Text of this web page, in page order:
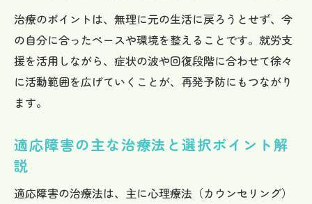
薬物療法による適応障害改善の経過と注意
適応障害治療で休養を取るメリットと効果
適応障害の症状の波と治療段階の特徴
適応障害治療で波がある時の安心対処法
治療のポイントは、無理に元の生活に戻ろうとせず、今
の自分に合ったペースや環境を整えることです。就労支
援を活用しながら、症状の波や回復段階に合わせて徐々
に活動範囲を広げていくことが、再発予防にもつながり
ます。
適応障害の主な治療法と選択ポイント解
説
適応障害の治療法は、主に心理療法（カウンセリング）